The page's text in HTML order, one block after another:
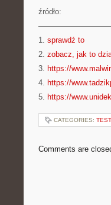
źródło:
1. sprawdź to
2. zobacz, jak to
3. https://
4. https://
5. https://
CATEGORIES:
Comments are